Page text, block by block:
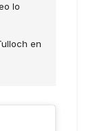
lo
en